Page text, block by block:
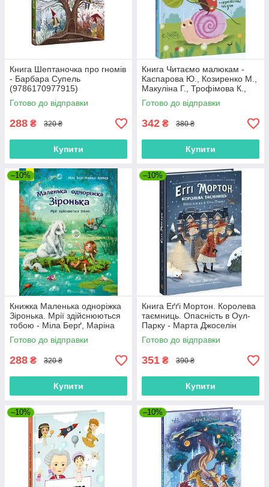
Книга Шептаночка про гномів
- Барбара Супель
(9786170977915)
Готово до відправки
288 ₴ 320 ₴
Купити
Книга Читаємо малюкам -
Каспарова Ю., Козиренко М.,
Макуліна Г., Трофімова К.,
Юліта Ран (9786170976888)
Готово до відправки
342 ₴ 380 ₴
Купити
–10%
Книжка Маленька одноріжка
Зіронька. Мрії здійснюються
тобою - Міла Берґ, Маріна
Кремер (9786170959324)
Готово до відправки
288 ₴ 320 ₴
Купити
–10%
Книга Еґґі Мортон. Королева
таємниць. Опасність в Оул-
Парку - Марта Джоселін
(9786170971692)
Готово до відправки
351 ₴ 390 ₴
Купити
–10% –10%